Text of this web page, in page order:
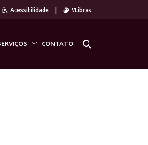
Acessibilidade | VLibras
CONTATO